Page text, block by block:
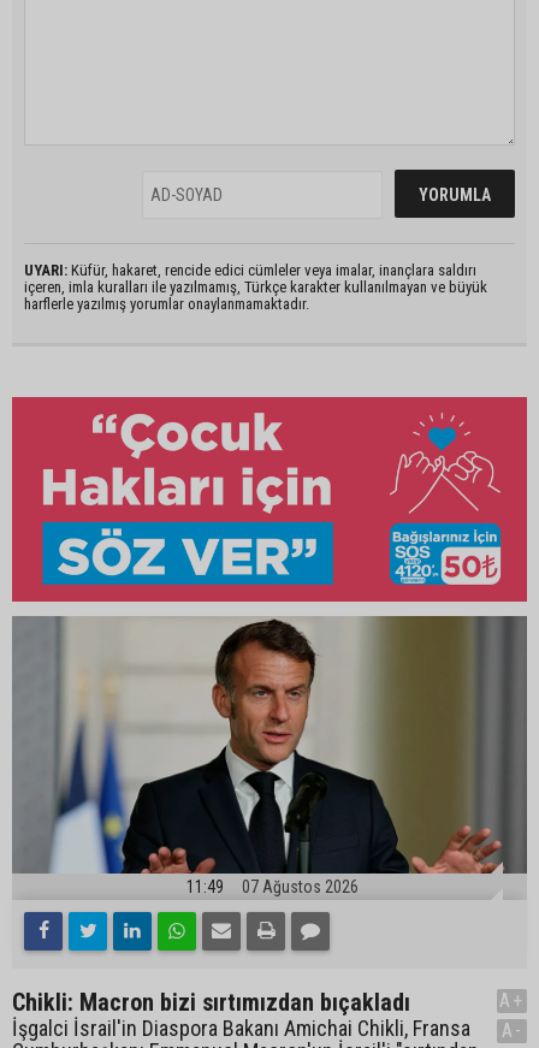
UYARI: Küfür, hakaret, rencide edici cümleler veya imalar, inançlara saldırı
içeren, imla kuralları ile yazılmamış, Türkçe karakter kullanılmayan ve büyük
harflerle yazılmış yorumlar onaylanmamaktadır.
11:49 07 Ağustos 2026
Chikli: Macron bizi sırtımızdan bıçakladı
İşgalci İsrail'in Diaspora Bakanı Amichai Chikli, Fransa
A+
A-